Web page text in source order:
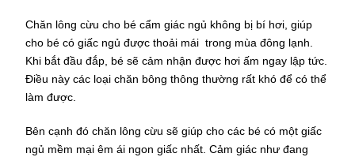
Chăn lông cừu cho bé cẩm giác ngủ không bị bí hơi, giúp
cho bé có giấc ngủ được thoải mái trong mùa đông lạnh.
Khi bắt đầu đắp, bé sẽ cảm nhận được hơi ấm ngay lập tức.
Điều này các loại chăn bông thông thường rất khó để có thể
làm được.
Bên cạnh đó chăn lông cừu sẽ giúp cho các bé có một giấc
ngủ mềm mại êm ái ngon giấc nhất. Cảm giác như đang